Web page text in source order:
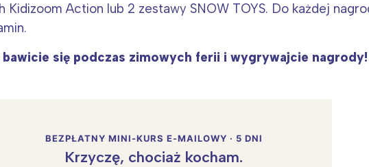
Action lub 2 zestawy SNOW TOYS. Do każdej
bawicie się podczas zimowych ferii i wygrywajcie nagrody!
BEZPŁATNY MINI-KURS E-MAILOWY · 5 DNI
Krzyczę, chociaż kocham.